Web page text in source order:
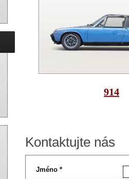
914
Kontaktujte nás
Jméno *